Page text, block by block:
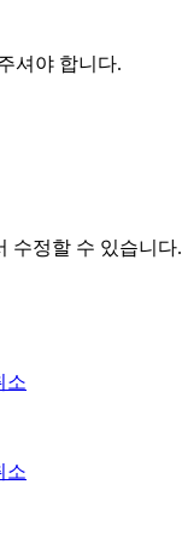
셔야 합니다.
수정할 수 있습니다.
소
소